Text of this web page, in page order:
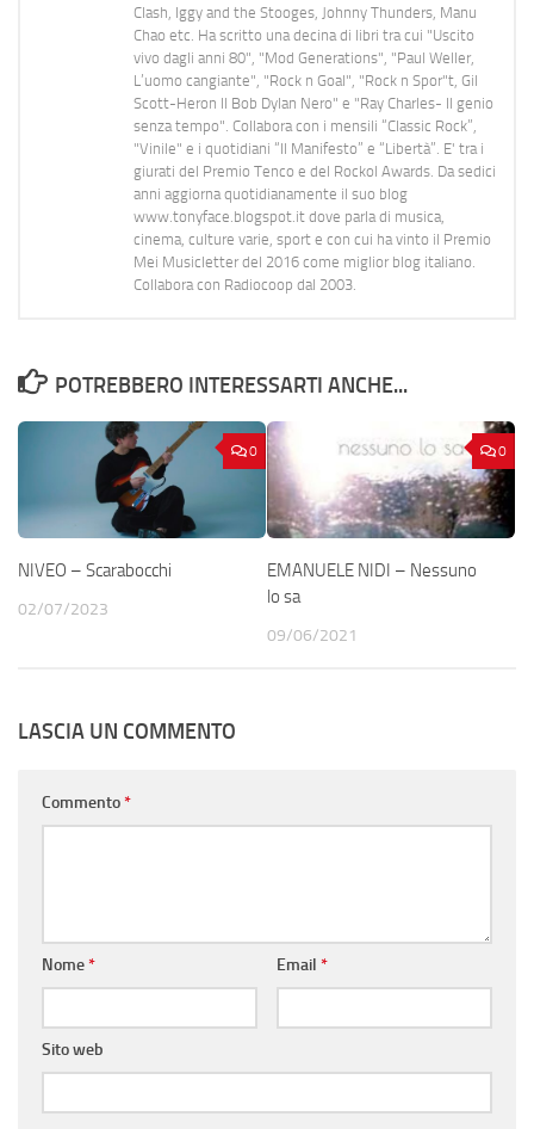
Clash, Iggy and the Stooges, Johnny Thunders, Manu
Chao etc. Ha scritto una decina di libri tra cui "Uscito
vivo dagli anni 80", "Mod Generations", "Paul Weller,
L’uomo cangiante", "Rock n Goal", "Rock n Spor"t, Gil
Scott-Heron Il Bob Dylan Nero" e "Ray Charles- Il genio
senza tempo". Collabora con i mensili “Classic Rock”,
"Vinile" e i quotidiani “Il Manifesto” e “Libertà”. E' tra i
giurati del Premio Tenco e del Rockol Awards. Da sedici
anni aggiorna quotidianamente il suo blog
www.tonyface.blogspot.it dove parla di musica,
cinema, culture varie, sport e con cui ha vinto il Premio
Mei Musicletter del 2016 come miglior blog italiano.
Collabora con Radiocoop dal 2003.
POTREBBERO INTERESSARTI ANCHE...
0
NIVEO – Scarabocchi
02/07/2023
0
EMANUELE NIDI – Nessuno
lo sa
09/06/2021
LASCIA UN COMMENTO
Commento*
Nome* Email *
Sito web